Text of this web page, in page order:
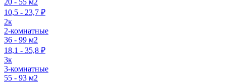
10,5 - 23,7 ₽
2к
2-комнатные
36 - 99 м2
18,1 - 35,8 ₽
3к
3-комнатные
55 - 93 м2